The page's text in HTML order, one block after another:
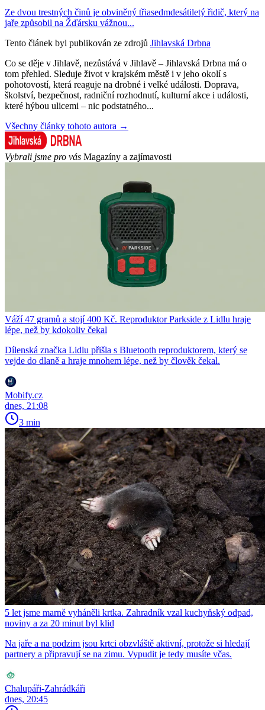
Ze dvou trestných činů je obviněný třiasedmdesátiletý řidič, který na
jaře způsobil na Žďársku vážnou...
Tento článek byl publikován ze zdrojů Jihlavská Drbna
Co se děje v Jihlavě, nezůstává v Jihlavě – Jihlavská Drbna má o
tom přehled. Sleduje život v krajském městě i v jeho okolí s
pohotovostí, která reaguje na drobné i velké události. Doprava,
školství, bezpečnost, radniční rozhodnutí, kulturní akce i události,
které hýbou ulicemi – nic podstatného...
Všechny články tohoto autora →
Vybrali jsme pro vás Magazíny a zajímavosti
Váží 47 gramů a stojí 400 Kč. Reproduktor Parkside z Lidlu hraje
lépe, než by kdokoliv čekal
Dílenská značka Lidlu přišla s Bluetooth reproduktorem, který se
vejde do dlaně a hraje mnohem lépe, než by člověk čekal.
Mobify.cz
dnes, 21:08
3 min
5 let jsme marně vyháněli krtka. Zahradník vzal kuchyňský odpad,
noviny a za 20 minut byl klid
Na jaře a na podzim jsou krtci obzvláště aktivní, protože si hledají
partnery a připravují se na zimu. Vypudit je tedy musíte včas.
Chalupáři-Zahrádkáři
dnes, 20:45